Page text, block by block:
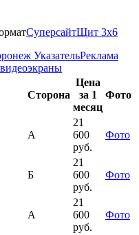
СуперсайтЩит 3х6
УказательРеклама
Сторона
Цена
за 1
месяц
Фото
А
21
600
руб.
Фото
Б
21
600
руб.
Фото
А
21
600
руб.
Фото